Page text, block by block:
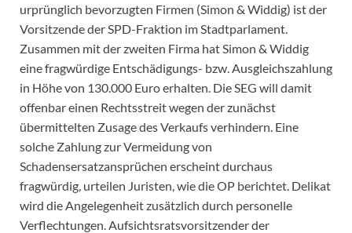
urprünglich bevorzugten Firmen (Simon & Widdig) ist der
Vorsitzende der SPD-Fraktion im Stadtparlament.
Zusammen mit der zweiten Firma hat Simon & Widdig
eine fragwürdige Entschädigungs- bzw. Ausgleichszahlung
in Höhe von 130.000 Euro erhalten. Die SEG will damit
offenbar einen Rechtsstreit wegen der zunächst
übermittelten Zusage des Verkaufs verhindern. Eine
solche Zahlung zur Vermeidung von
Schadensersatzansprüchen erscheint durchaus
fragwürdig, urteilen Juristen, wie die OP berichtet. Delikat
wird die Angelegenheit zusätzlich durch personelle
Verflechtungen. Aufsichtsratsvorsitzender der